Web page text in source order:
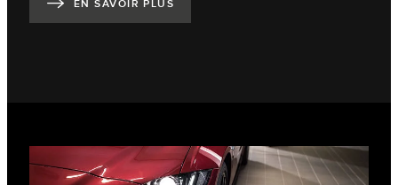
EN SAVOIR PLUS